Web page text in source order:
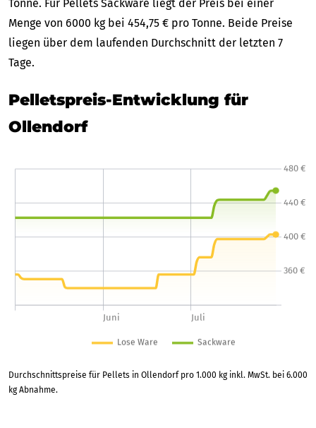
Tonne. Für Pellets Sackware liegt der Preis bei einer
Menge von 6000 kg bei 454,75 € pro Tonne. Beide Preise
liegen über dem laufenden Durchschnitt der letzten 7
Tage.
Pelletspreis-Entwicklung für
Ollendorf
Durchschnittspreise für Pellets in Ollendorf pro 1.000 kg inkl. MwSt. bei 6.000
kg Abnahme.